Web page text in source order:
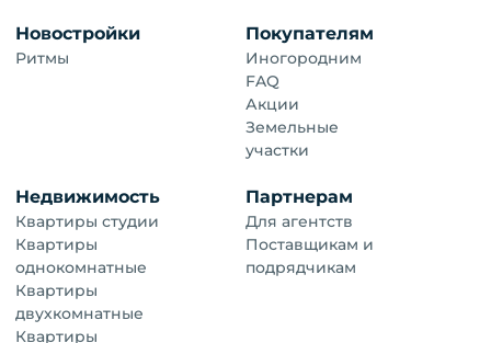
Новостройки
Ритмы
Покупателям
Иногородним
FAQ
Акции
Земельные
участки
Недвижимость
Квартиры студии
Квартиры
однокомнатные
Квартиры
двухкомнатные
Квартиры
Партнерам
Для агентств
Поставщикам и
подрядчикам